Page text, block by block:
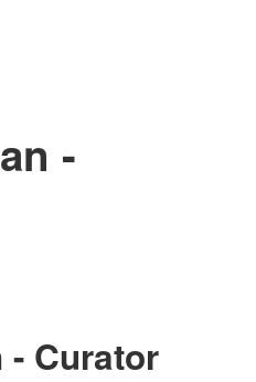
-
- Curator